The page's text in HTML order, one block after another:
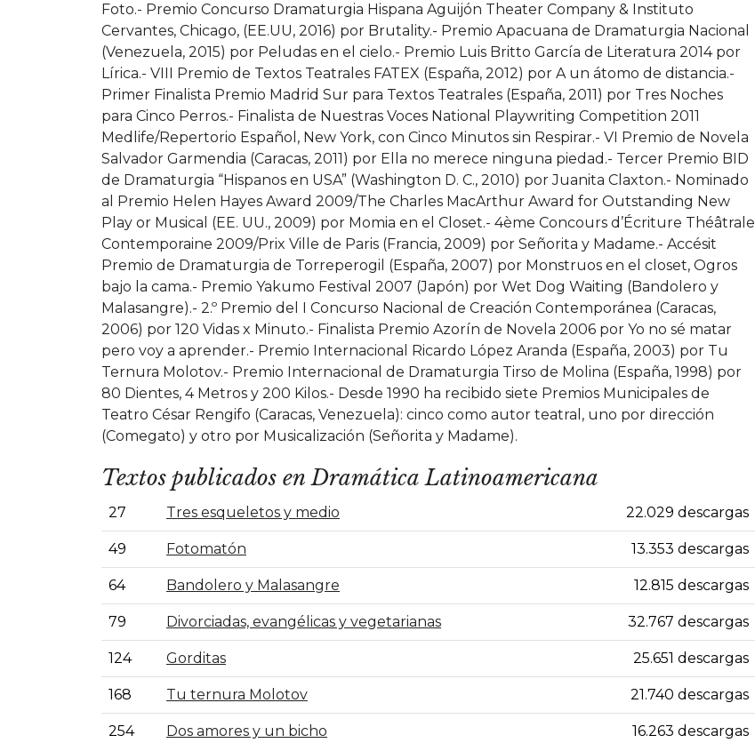
Foto.- Premio Concurso Dramaturgia Hispana Aguijón Theater Company & Instituto
Cervantes, Chicago, (EE.UU, 2016) por Brutality.- Premio Apacuana de Dramaturgia Nacional
(Venezuela, 2015) por Peludas en el cielo.- Premio Luis Britto García de Literatura 2014 por
Lírica.- VIII Premio de Textos Teatrales FATEX (España, 2012) por A un átomo de distancia.-
Primer Finalista Premio Madrid Sur para Textos Teatrales (España, 2011) por Tres Noches
para Cinco Perros.- Finalista de Nuestras Voces National Playwriting Competition 2011
Medlife/Repertorio Español, New York, con Cinco Minutos sin Respirar.- VI Premio de Novela
Salvador Garmendia (Caracas, 2011) por Ella no merece ninguna piedad.- Tercer Premio BID
de Dramaturgia “Hispanos en USA” (Washington D. C., 2010) por Juanita Claxton.- Nominado
al Premio Helen Hayes Award 2009/The Charles MacArthur Award for Outstanding New
Play or Musical (EE. UU., 2009) por Momia en el Closet.- 4ème Concours d’Écriture Théâtrale
Contemporaine 2009/Prix Ville de Paris (Francia, 2009) por Señorita y Madame.- Accésit
Premio de Dramaturgia de Torreperogil (España, 2007) por Monstruos en el closet, Ogros
bajo la cama.- Premio Yakumo Festival 2007 (Japón) por Wet Dog Waiting (Bandolero y
Malasangre).- 2.º Premio del I Concurso Nacional de Creación Contemporánea (Caracas,
2006) por 120 Vidas x Minuto.- Finalista Premio Azorín de Novela 2006 por Yo no sé matar
pero voy a aprender.- Premio Internacional Ricardo López Aranda (España, 2003) por Tu
Ternura Molotov.- Premio Internacional de Dramaturgia Tirso de Molina (España, 1998) por
80 Dientes, 4 Metros y 200 Kilos.- Desde 1990 ha recibido siete Premios Municipales de
Teatro César Rengifo (Caracas, Venezuela): cinco como autor teatral, uno por dirección
(Comegato) y otro por Musicalización (Señorita y Madame).
Textos publicados en Dramática Latinoamericana
27 Tres esqueletos y medio 22.029 descargas
49 Fotomatón 13.353 descargas
64 Bandolero y Malasangre 12.815 descargas
79 Divorciadas, evangélicas y vegetarianas 32.767 descargas
124 Gorditas 25.651 descargas
168 Tu ternura Molotov 21.740 descargas
254 Dos amores y un bicho 16.263 descargas